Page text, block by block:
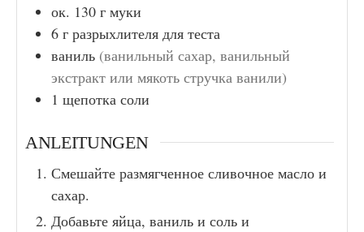
ок. 130 г муки
6 г разрыхлителя для теста
ваниль (ванильный сахар, ванильный
экстракт или мякоть стручка ванили)
1 щепотка соли
ANLEITUNGEN
Смешайте размягченное сливочное масло и
сахар.
Добавьте яйца, ваниль и соль и